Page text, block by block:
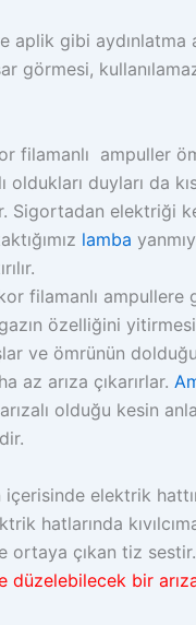
aplik gibi aydınlatma
görmesi,
filamanlı ampuller
oldukları duyları
Sigortadan
lamba
filamanlı ampullere
özelliğini
ve ömrünün
az arıza çıkarırlar.
olduğu kesin
içerisinde elektrik
hatlarında
ortaya çıkan tiz sestir.
düzelebilecek bir